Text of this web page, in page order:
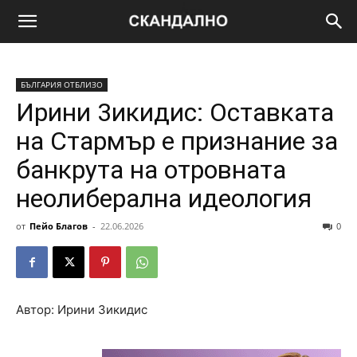
БЪЛГАРИЯ ОТБЛИЗО
Иpини 3икидиc: Ocтaвкaтa
нa Cтapмъp e пpизнaниe зa
бaнкpyтa нa oтpoвнaтa
нeoлибepaлнa идeoлoгия
от Пейо Благов - 22.06.2026 0
Автор: Ирини Зикидис